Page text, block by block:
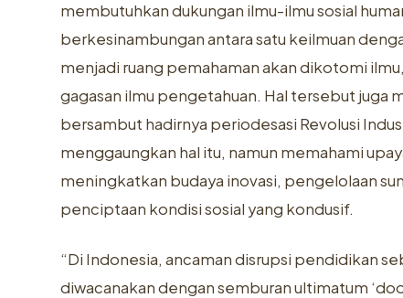
membutuhkan dukungan ilmu-ilmu sosial
berkesinambungan antara satu keilmuan
menjadi ruang pemahaman akan dikotomi
gagasan ilmu pengetahuan. Hal tersebut juga
bersambut hadirnya periodesasi Revolusi
menggaungkan hal itu, namun memahami
meningkatkan budaya inovasi, pengelolaan
penciptaan kondisi sosial yang kondusif.
“Di Indonesia, ancaman disrupsi pendidikan
diwacanakan dengan semburan ultimatum